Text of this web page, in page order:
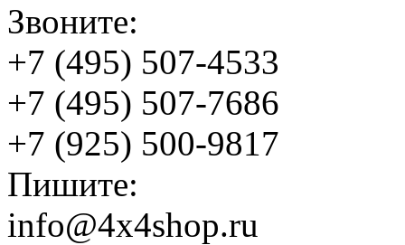
Звоните:
+7 (495) 507-4533
+7 (495) 507-7686
+7 (925) 500-9817
Пишите:
info@4x4shop.ru